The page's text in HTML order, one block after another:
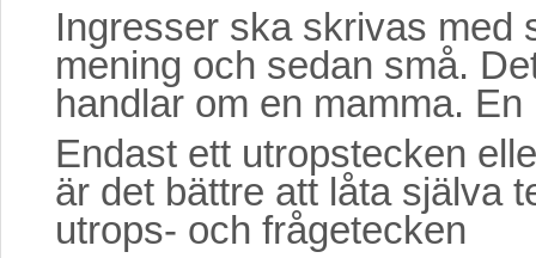
Ingresser ska skrivas med
mening och sedan små.
handlar om en mamma.
Endast ett utropstecken
är det bättre att låta själva
utrops- och frågetecken